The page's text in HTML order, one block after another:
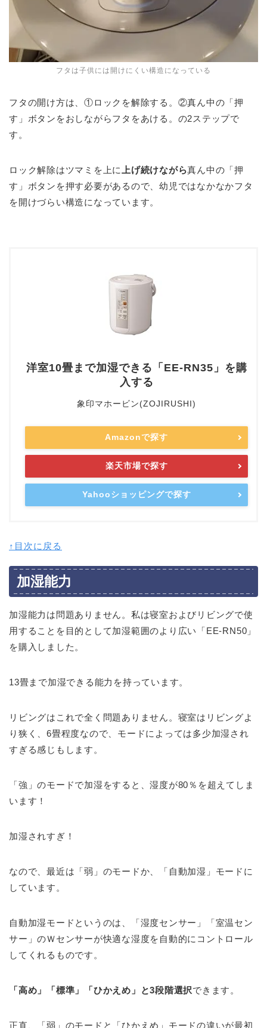
フタは子供には開けにくい構造になっている
フタの開け方は、①ロックを解除する。②真ん中の「押
す」ボタンをおしながらフタをあける。の2ステップで
す。
ロック解除はツマミを上に 上げ続けながら真ん中の「押
す」ボタンを押す必要があるので、幼児ではなかなかフタ
を開けづらい構造になっています。
洋室10畳まで加湿できる「EE-RN35」を購
入する
象印マホービン(ZOJIRUSHI)
Amazonで探す
楽天市場で探す
Yahooショッピングで探す
↑目次に戻る
加湿能力
加湿能力は問題ありません。私は寝室およびリビングで使
用することを目的として加湿範囲のより広い「EE-RN50」
を購入しました。
13畳まで加湿できる能力を持っています。
リビングはこれで全く問題ありません。寝室はリビングよ
り狭く、6畳程度なので、モードによっては多少加湿され
すぎる感じもします。
「強」のモードで加湿をすると、湿度が80％を超えてしま
います！
加湿されすぎ！
なので、最近は「弱」のモードか、「自動加湿」モードに
しています。
自動加湿モードというのは、「湿度センサー」「室温セン
サー」のＷセンサーが快適な湿度を自動的にコントロール
してくれるものです。
「高め」「標準」「ひかえめ」と3段階選択できます。
正直、「弱」のモードと「ひかえめ」モードの違いが最初